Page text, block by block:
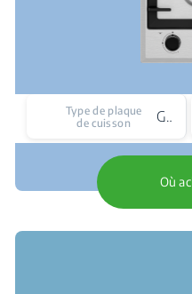
Type de plaque
de cuisson
Gaz
Où